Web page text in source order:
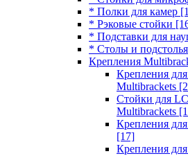
* Полки для камер
* Рэковые стойки
* Подставки для
* Столы и
Крепления
Крепления
Multibrackets
Стойки для
Multibrackets
Крепления
[17]
Крепления